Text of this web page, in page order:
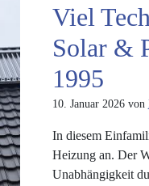
Viel
Solar &
1995
10. Januar 2026von
In diesem
Heizung an. Der
Unabhängigkeit